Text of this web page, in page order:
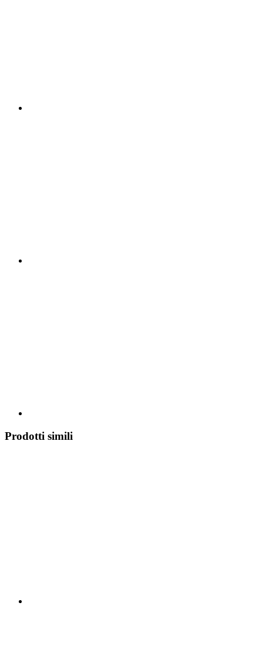
Prodotti simili